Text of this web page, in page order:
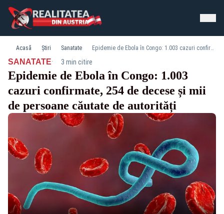
Acasă Știri Sanatate Epidemie de Ebola în Congo: 1.003 cazuri confirmate, 254 de decese și mii de persoane căutate de autorități
SANATATE· 3 min citire
Epidemie de Ebola în Congo: 1.003
cazuri confirmate, 254 de decese și mii
de persoane căutate de autorități